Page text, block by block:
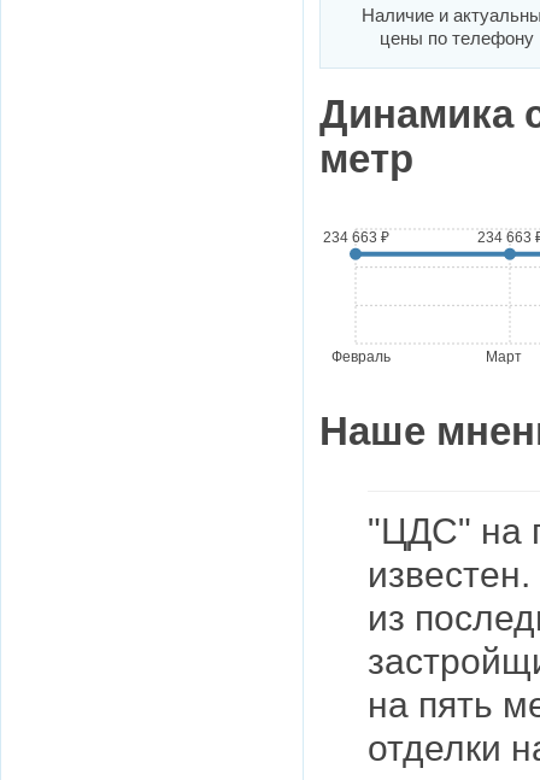
Наличие и
цены по телефону
Динамика
метр
234 663 ₽ 234 663
Февраль Март
Наше
"ЦДС" на
из
на пять
отделки